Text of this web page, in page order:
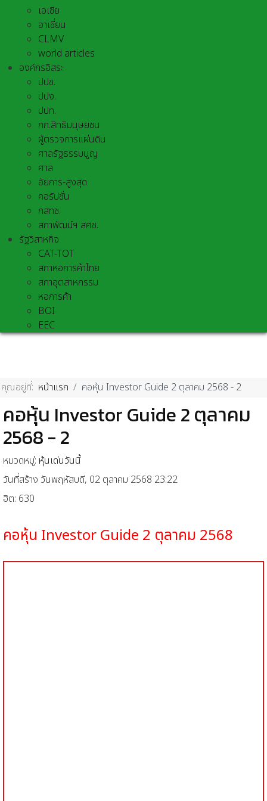
เอเชีย
อาเชี่ยน
CLMV
world articles
องค์กรอิสระ
ปปช.
ปปง.
ปปท.
กก.สิทธิมนุษยชน
ผู้ตรวจการแผ่นดิน
ศาลรัฐธรรมนูญ
ศาล
อัยการ-สูงสุด
คอรัปชั่น
กสทช.
สภาพัฒน์ฯ สศช.
รัฐวิสาหกิจ
CAT-TOT
สภาหอการค้าไทย
สภาอุตสาหกรรม
หอการค้า
BOI
EEC
คุณอยู่ที่: หน้าแรก คอหุ้น Investor Guide 2 ตุลาคม 2568 - 2
คอหุ้น Investor Guide 2 ตุลาคม
2568 - 2
หมวดหมู่: หุ้นเด่นวันนี้
วันที่สร้าง วันพฤหัสบดี, 02 ตุลาคม 2568 23:22
ฮิต: 630
คอหุ้น Investor Guide 2 ตุลาคม 2568